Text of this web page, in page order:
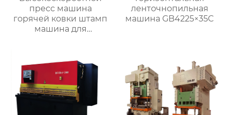
пресс машина
горячей ковки штамп
машина для
ленточнопильная
машина GB4225×35C